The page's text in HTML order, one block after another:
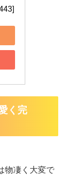
く完
物凄く大変で